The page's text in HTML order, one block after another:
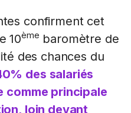
confirment cet
10ème baromètre de
des chances du
des salariés
comme principale
loin devant